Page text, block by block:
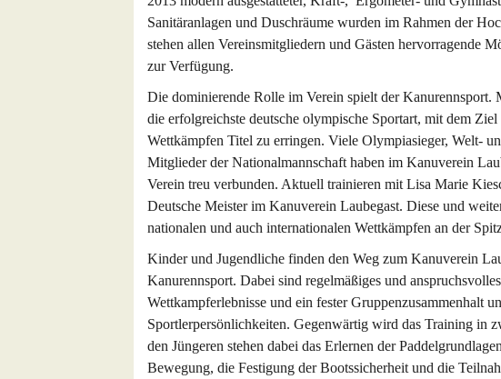
Sanitäranlagen und Duschräume wurden im Rahmen der
stehen allen Vereinsmitgliedern und Gästen hervorragende
zur Verfügung.
Die dominierende Rolle im Verein spielt der
die erfolgreichste deutsche olympische Sportart, mit dem
Wettkämpfen Titel zu erringen. Viele Olympiasieger, Welt-
Mitglieder der Nationalmannschaft haben im Kanuverein
Verein treu verbunden. Aktuell trainieren mit Lisa Marie
Deutsche Meister im Kanuverein Laubegast. Diese und
nationalen und auch internationalen Wettkämpfen an der
Kinder und Jugendliche finden den Weg zum Kanuverein
Kanurennsport. Dabei sind regelmäßiges und
Wettkampferlebnisse und ein fester Gruppenzusammenhalt
Sportlerpersönlichkeiten. Gegenwärtig wird das Training in
den Jüngeren stehen dabei das Erlernen der
Bewegung, die Festigung der Bootssicherheit und die